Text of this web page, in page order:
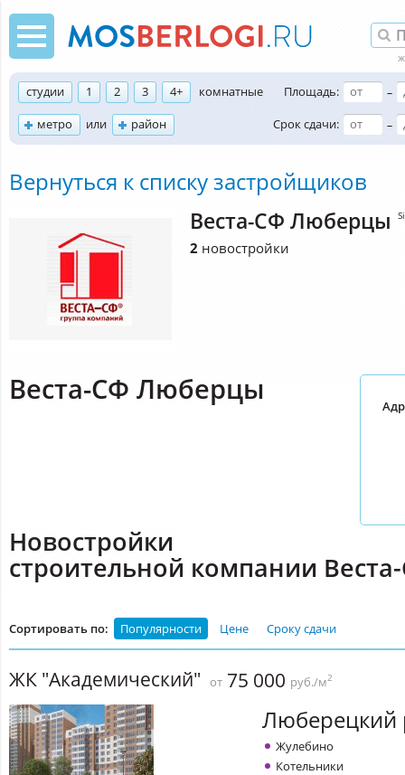
студии 1 2 3 4+
комнатные
метро
или район
Площадь:
–
Срок сдачи:
–
Вернуться к списку застройщиков
Веста-СФ Люберцы
2 новостройки
Веста-СФ Люберцы
Новостройки
строительной компании
Сортировать по: Популярности Цене Сроку сдачи
ЖК "Академический" от 75 000 руб./м2
Люберецкий
Жулебино
Котельники